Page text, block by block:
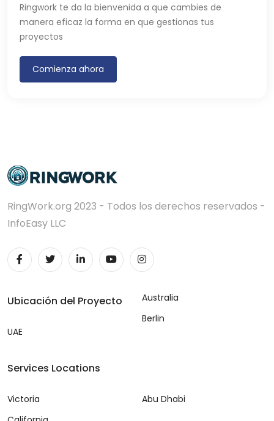
Ringwork te da la bienvenida a que cambies de
manera eficaz la forma en que gestionas tus
proyectos
Comienza ahora
RingWork.org 2023 - Todos los derechos reservados -
InfoEasy LLC
Ubicación del Proyecto
UAE
Australia
Berlin
Services Locations
Victoria
Abu Dhabi